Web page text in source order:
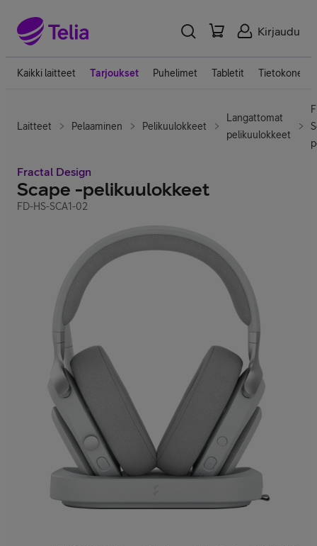
Kirjaudu
Kaikki laitteet Tarjoukset Puhelimet Tabletit Tietokoneet
Laitteet Pelaaminen Pelikuulokkeet
Langattomat
pelikuulokkeet
Fractal Design
Scape -pelikuulokkeet
FD-HS-SCA1-02